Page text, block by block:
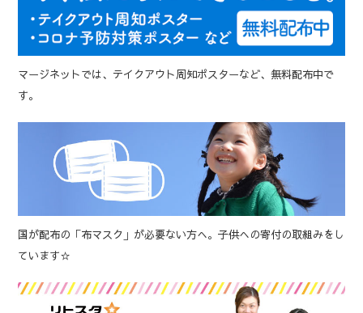
マージネットでは、テイクアウト周知ポスターなど、無料配布中で
す。
国が配布の「布マスク」が必要ない方へ。子供への寄付の取組みをし
ています☆